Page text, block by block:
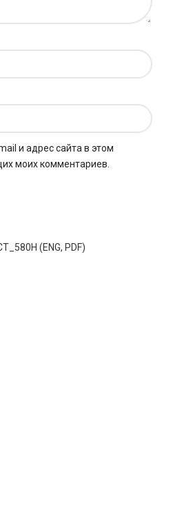
и адрес сайта в этом
моих комментариев.
(ENG, PDF)